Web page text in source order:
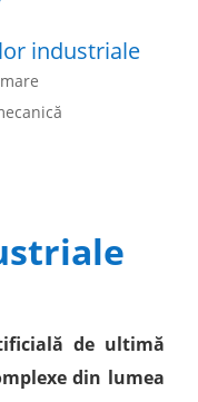
industriale
de ultimă
din lumea